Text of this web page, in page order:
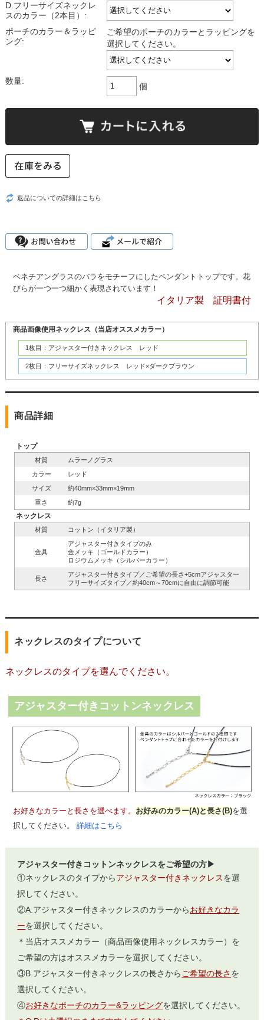
D.フリーサイズネックレ
スのカラー（2本目）:
ポーチのカラー＆ラッピ
ング:
ご希望のポーチのカラーとラッピングを
選択してください。
数量:
個
返品についての詳細はこちら
ベネチアングラスのバラをモチーフにしたペンダントトップです。花
びらが一つ一つ細かく表現されています！
イタリア製 証明書付
商品画像使用ネックレス（当店オススメカラー）
1枚目：アジャスター付きネックレス レッド
2枚目：フリーサイズネックレス レッド×ダークブラウン
商品詳細
トップ
材質
ムラーノグラス
カラー
レッド
サイズ
約40mm×33mm×19mm
重さ
約7g
ネックレス
材質 コットン（イタリア製）
金具
アジャスター付きタイプのみ
金メッキ（ゴールドカラー）
ロジウムメッキ（シルバーカラー）
長さ
アジャスター付きタイプ／ご希望の長さ+5cmアジャスター
フリーサイズタイプ／約40cm～70cmに自由に調節可能
ネックレスのタイプについて
ネックレスのタイプを選んでください。
アジャスター付きコットンネックレス
お好きなカラーと長さを選べます。 お好みのカラー(A)と長さ(B)を選
択してください。 詳細はこちら
アジャスター付きコットンネックレスをご希望の方▶
①ネックレスのタイプから アジャスター付きネックレス を選
択してください。
②A.アジャスター付きネックレスのカラーから お好きなカラ
ーを選択してください。
＊当店オススメカラー（商品画像使用ネックレスカラー）を
ご希望の方はオススメカラーを選択してください。
③B.アジャスター付きネックレスの長さから ご希望の長さ を
選択してください。
④お好きなポーチのカラー&ラッピングを選択してください。